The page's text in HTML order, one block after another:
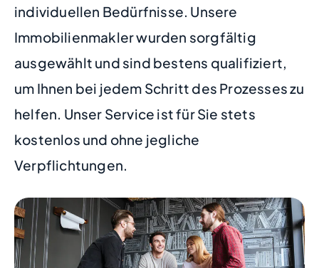
individuellen Bedürfnisse. Unsere
Immobilienmakler wurden sorgfältig
ausgewählt und sind bestens qualifiziert,
um Ihnen bei jedem Schritt des Prozesses zu
helfen. Unser Service ist für Sie stets
kostenlos und ohne jegliche
Verpflichtungen.